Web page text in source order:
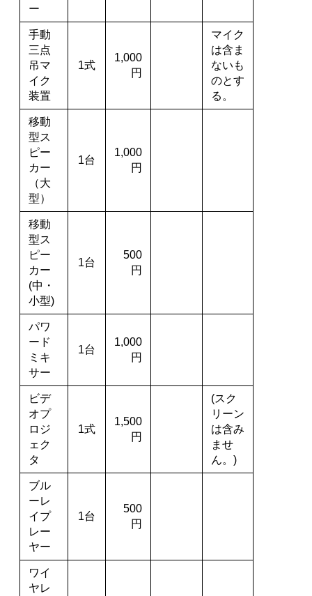
ー
手動
三点
吊マ
イク
装置
1式
1,000
円
マイク
は含ま
ないも
のとす
る。
移動
型ス
ピー
カー
（大
型）
1台
1,000
円
移動
型ス
ピー
カー
(中・
小型)
1台
500
円
パワ
ード
ミキ
サー
1台
1,000
円
ビデ
オプ
ロジ
ェク
タ
1式
1,500
円
(スク
リーン
は含み
ませ
ん。)
ブル
ーレ
イプ
レー
ヤー
1台
500
円
ワイ
ヤレ